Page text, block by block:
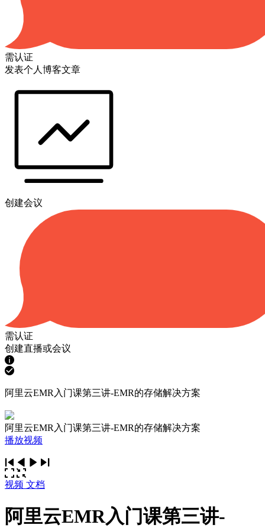
需认证
发表个人博客文章
创建会议
需认证
创建直播或会议
阿里云EMR入门课第三讲-EMR的存储解决方案
阿里云EMR入门课第三讲-EMR的存储解决方案
播放视频
视频 文档
阿里云EMR入门课第三讲-